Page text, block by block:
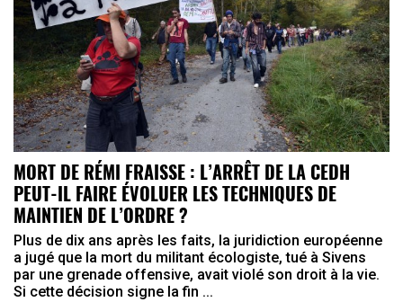
MORT DE RÉMI FRAISSE : L’ARRÊT DE LA CEDH
PEUT-IL FAIRE ÉVOLUER LES TECHNIQUES DE
MAINTIEN DE L’ORDRE ?
Plus de dix ans après les faits, la juridiction européenne
a jugé que la mort du militant écologiste, tué à Sivens
par une grenade offensive, avait violé son droit à la vie.
Si cette décision signe la fin ...